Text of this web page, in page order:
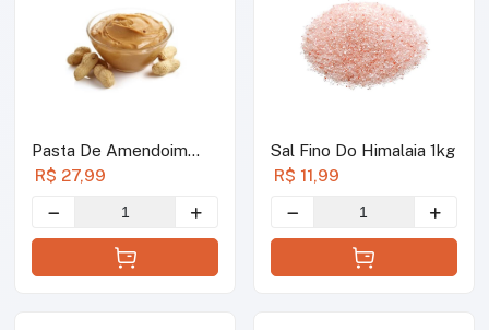
Pasta De Amendoim
Natural - 1kg
R$ 27,99
Sal Fino Do Himalaia 1kg
R$ 11,99